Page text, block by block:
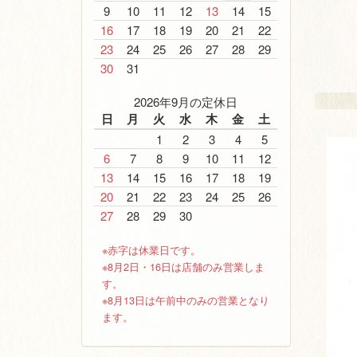
9
10 11 12 13 14
15
16
17 18 19 20 21
22
23
24 25 26 27 28
29
30
31
2026年9月の定休日
日 月 火 水 木 金 土
1 2 3 4
5
6
7 8 9 10 11
12
13
14 15 16 17 18
19
20
21 22 23 24 25
26
27
28 29 30
※赤字は休業日です。
※8月2日・16日は店舗のみ営業しま
す。
※8月13日は午前中のみの営業となり
ます。